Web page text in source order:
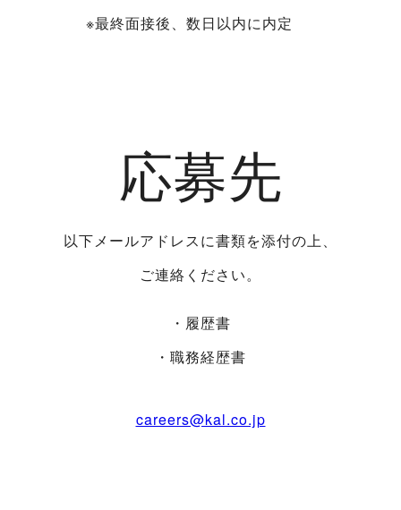
※最終面接後、数日以内に内定
応募先
以下メールアドレスに書類を添付の上、
ご連絡ください。
・履歴書
・職務経歴書
careers@kal.co.jp